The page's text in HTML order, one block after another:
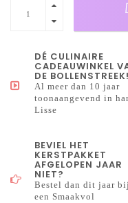
DÉ CULINAIRE
CADEAUWINKEL
DE BOLLENSTREEK!
Al meer dan 10 jaar
toonaangevend in
Lisse
BEVIEL HET
KERSTPAKKET
AFGELOPEN JAAR
NIET?
Bestel dan dit jaar
een Smaakvol